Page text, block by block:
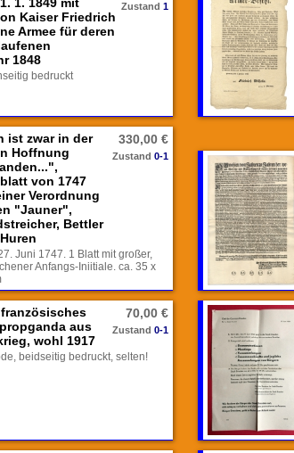
Zustand 1
Kaiser Friedrich
Armee für deren
1848
bedruckt
330,00 €
Zustand 0-1
ist zwar in der
Hoffnung
von 1747
Verordnung
"Jauner",
Bettler
Juni 1747. 1 Blatt mit großer,
Anfangs-Iniitiale. ca. 35 x
70,00 €
Zustand 0-1
französisches
aus
wohl 1917
beidseitig bedruckt, selten!